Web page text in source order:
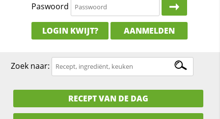
Paswoord
LOGIN KWIJT? AANMELDEN
Zoek naar:
RECEPT VAN DE DAG